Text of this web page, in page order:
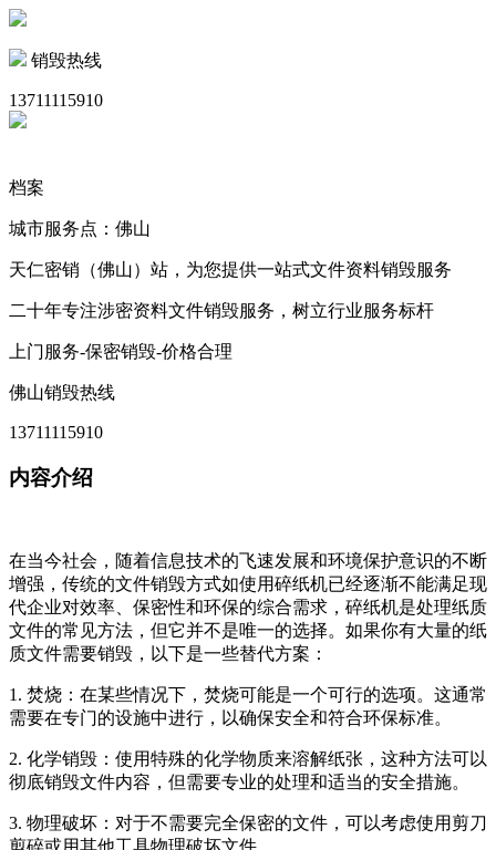
销毁热线
13711115910
档案
城市服务点：佛山
天仁密销（佛山）站，为您提供一站式文件资料销毁服务
二十年专注涉密资料文件销毁服务，树立行业服务标杆
上门服务-保密销毁-价格合理
佛山销毁热线
13711115910
内容介绍
在当今社会，随着信息技术的飞速发展和环境保护意识的不断
增强，传统的文件销毁方式如使用碎纸机已经逐渐不能满足现
代企业对效率、保密性和环保的综合需求，碎纸机是处理纸质
文件的常见方法，但它并不是唯一的选择。如果你有大量的纸
质文件需要销毁，以下是一些替代方案：
1. 焚烧：在某些情况下，焚烧可能是一个可行的选项。这通常
需要在专门的设施中进行，以确保安全和符合环保标准。
2. 化学销毁：使用特殊的化学物质来溶解纸张，这种方法可以
彻底销毁文件内容，但需要专业的处理和适当的安全措施。
3. 物理破坏：对于不需要完全保密的文件，可以考虑使用剪刀